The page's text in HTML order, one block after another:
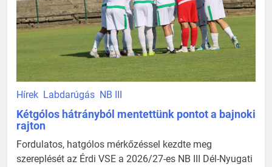
Hírek Labdarúgás NB III
Kétgólos hátrányból mentettünk pontot a bajnoki
rajton
Fordulatos, hatgólos mérkőzéssel kezdte meg
szereplését az Érdi VSE a 2026/27-es NB III Dél-Nyugati